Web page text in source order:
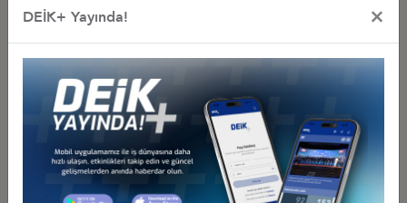
İlgili Dosyalar
Ading AD
Bimek
Leov Company
MZTKOMERC NOVA
Pi Vitaminka AD
prijava MZT Pumpi
DEİK+ Yayında! ×